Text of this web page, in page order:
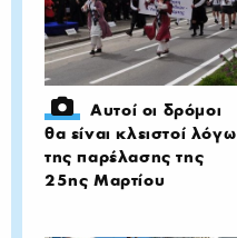
Αυτοί οι δρόμοι
θα είναι κλειστοί λόγω
της παρέλασης της
25ης Μαρτίου